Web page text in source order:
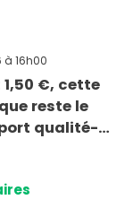
à 16h00
€, cette
reste le
qualité-